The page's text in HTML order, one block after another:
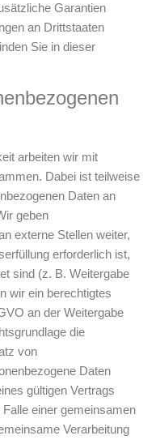
Garantien
an Drittstaaten
Sie in dieser
arbeiten wir mit
Dabei ist teilweise
Daten an
geben
externe Stellen weiter,
erforderlich ist,
sind (z. B. Weitergabe
wir ein berechtigtes
an der Weitergabe
die
von
Daten
gültigen Vertrags
einer gemeinsamen
Verarbeitung